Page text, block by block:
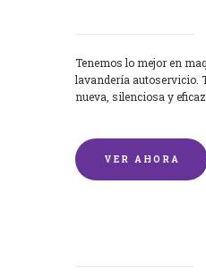
Tenemos lo mejor en
lavandería autoservicio.
nueva, silenciosa y eficaz.
VER AHORA